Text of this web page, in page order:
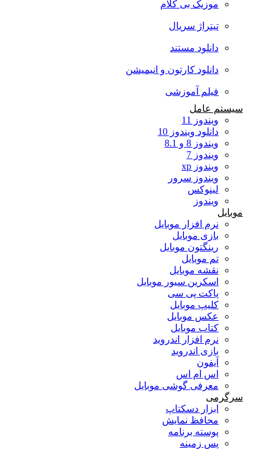
موزیک بی کلام
تیتراژ سریال
دانلود مستند
دانلود کارتون و انیمیشن
فیلم آموزشی
سیستم عامل
ویندوز 11
دانلود ویندوز 10
ویندوز 8 و 8.1
ویندوز 7
ویندوز xp
ویندوز سرور
لینوکس
ویندوز
موبایل
نرم افزار موبایل
بازی موبایل
رینگتون موبایل
تم موبایل
نقشه موبایل
اسکرین سیور موبایل
پاکت پی سی
کلیپ موبایل
عکس موبایل
کتاب موبایل
نرم افزار اندروید
بازی اندروید
آیفون
اس ام اس
معرفی گوشی موبایل
سرگرمی
ابزار دسکتاپ
محافظ نمایش
پوسته برنامه
پس زمینه